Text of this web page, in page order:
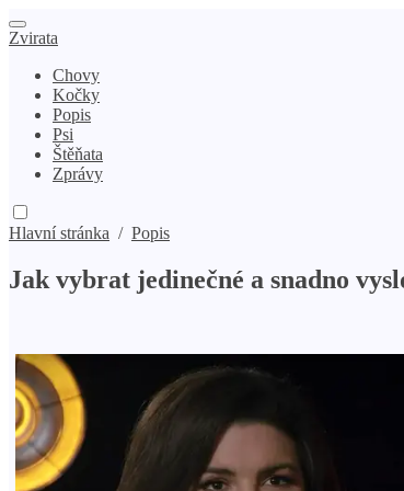
Zvirata
Chovy
Kočky
Popis
Psi
Štěňata
Zprávy
Hlavní stránka / Popis
Jak vybrat jedinečné a snadno